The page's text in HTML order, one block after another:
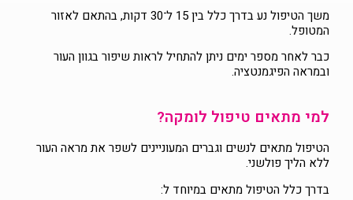
משך הטיפול נע בדרך כלל בין 15 ל־30 דקות, בהתאם לאזור
המטופל.
כבר לאחר מספר ימים ניתן להתחיל לראות שיפור בגוון העור
ובמראה הפיגמנטציה.
למי מתאים טיפול לומקה?
הטיפול מתאים לנשים וגברים המעוניינים לשפר את מראה העור
ללא הליך פולשני.
בדרך כלל הטיפול מתאים במיוחד ל: